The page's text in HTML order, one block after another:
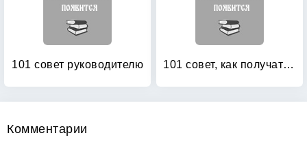
101 совет руководителю 101 совет, как получать радость от работы
Комментарии